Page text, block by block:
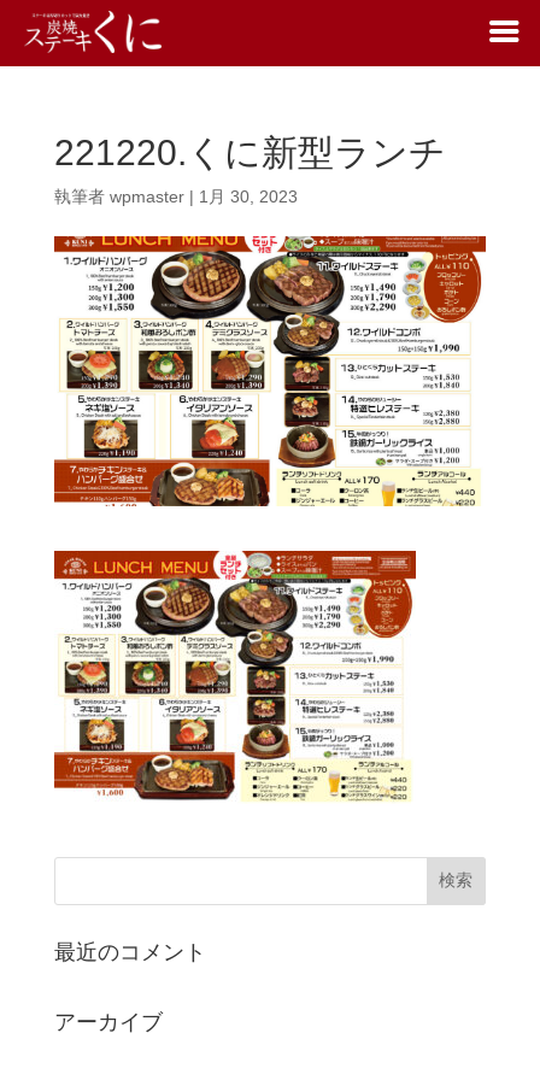
221220.くに新型ランチ
執筆者 wpmaster| 1月 30, 2023
最近のコメント
アーカイブ